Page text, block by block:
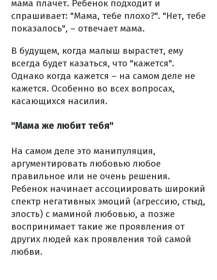
мама плачет. Ребенок подходит и
спрашивает: "Мама, тебе плохо?". "Нет, тебе
показалось", – отвечает мама.
В будущем, когда малыш вырастет, ему
всегда будет казаться, что "кажется".
Однако когда кажется – на самом деле не
кажется. Особенно во всех вопросах,
касающихся насилия.
"Мама же любит тебя"
На самом деле это манипуляция,
аргументировать любовью любое
правильное или не очень решения.
Ребенок начинает ассоциировать широкий
спектр негативных эмоций (агрессию, стыд,
злость) с маминой любовью, а позже
воспринимает такие же проявления от
других людей как проявления той самой
любви.